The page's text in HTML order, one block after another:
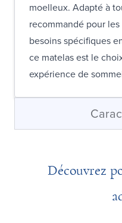
moelleux. Adapté à
recommandé pour
besoins spécifiques
ce matelas est le
expérience de
Découvrez